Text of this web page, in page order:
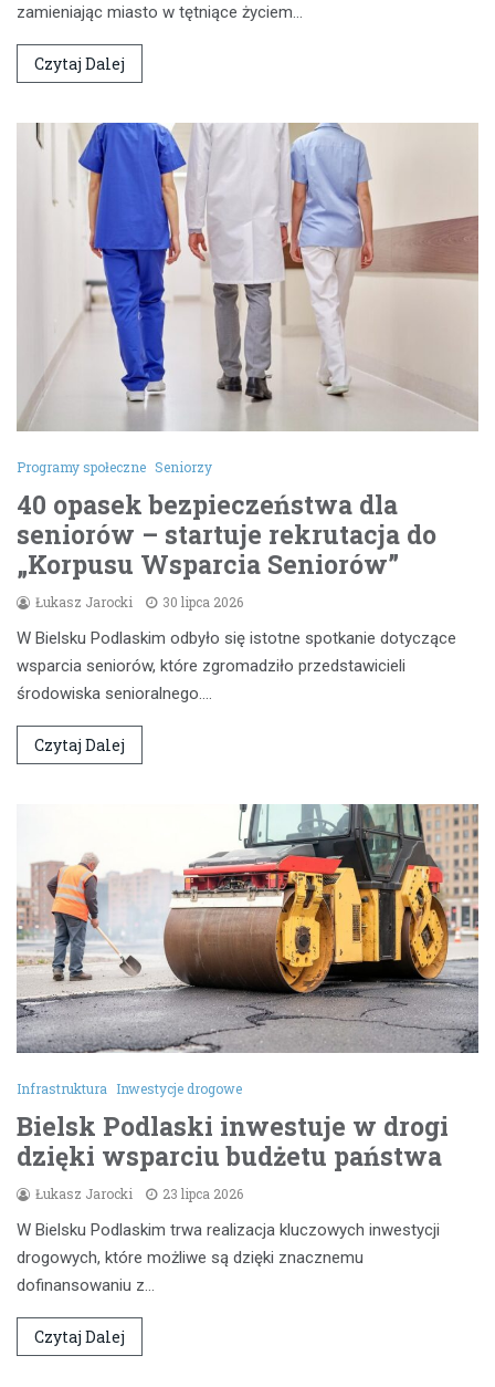
zamieniając miasto w tętniące życiem…
Czytaj Dalej
Programy społeczne Seniorzy
40 opasek bezpieczeństwa dla
seniorów – startuje rekrutacja do
„Korpusu Wsparcia Seniorów”
Łukasz Jarocki 30 lipca 2026
W Bielsku Podlaskim odbyło się istotne spotkanie dotyczące
wsparcia seniorów, które zgromadziło przedstawicieli
środowiska senioralnego.…
Czytaj Dalej
Infrastruktura Inwestycje drogowe
Bielsk Podlaski inwestuje w drogi
dzięki wsparciu budżetu państwa
Łukasz Jarocki 23 lipca 2026
W Bielsku Podlaskim trwa realizacja kluczowych inwestycji
drogowych, które możliwe są dzięki znacznemu
dofinansowaniu z…
Czytaj Dalej